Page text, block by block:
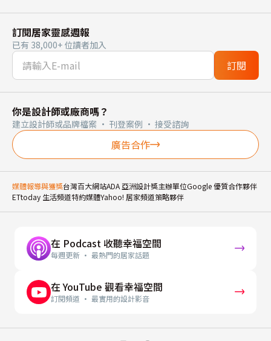
訂閱居家靈感週報
已有 38,000+ 位讀者加入
訂閱
你是設計師或廠商嗎？
建立設計師或品牌檔案 · 刊登案例 · 接受諮詢
廣告合作
媒體報導與獲獎台灣百大網站ADA 亞洲設計獎主辦單位Google 優質合作夥伴
ETtoday 生活頻道特約媒體Yahoo! 居家頻道策略夥伴
在 Podcast 收聽幸福空間
每週更新 · 最熱門的居家話題
在 YouTube 觀看幸福空間
訂閱頻道 · 最實用的設計影音